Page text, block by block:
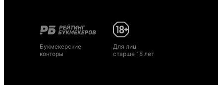
Букмекерские
конторы
Для лиц
старше 18 лет